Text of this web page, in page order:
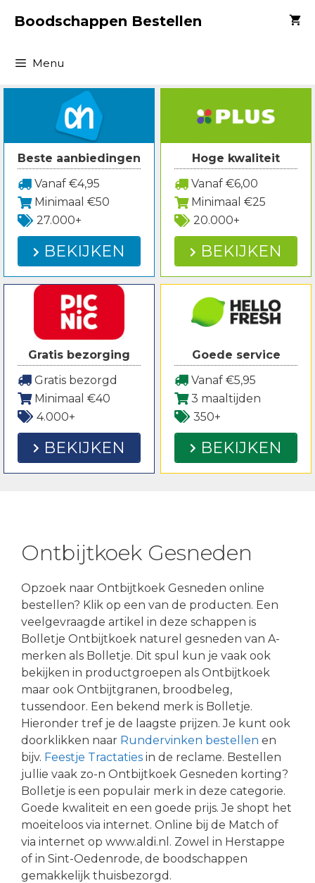
naarBoodschappen Bestellen
Menu
Beste aanbiedingen
Vanaf €4,95
Minimaal €50
27.000+
BEKIJKEN
Hoge kwaliteit
Vanaf €6,00
Minimaal €25
20.000+
BEKIJKEN
Gratis bezorging
Gratis bezorgd
Minimaal €40
4.000+
BEKIJKEN
Goede service
Vanaf €5,95
3 maaltijden
350+
BEKIJKEN
Ontbijtkoek Gesneden
Opzoek naar Ontbijtkoek Gesneden online
bestellen? Klik op een van de producten. Een
veelgevraagde artikel in deze schappen is
Bolletje Ontbijtkoek naturel gesneden van A-
merken als Bolletje. Dit spul kun je vaak ook
bekijken in productgroepen als Ontbijtkoek
maar ook Ontbijtgranen, broodbeleg,
tussendoor. Een bekend merk is Bolletje.
Hieronder tref je de laagste prijzen. Je kunt ook
doorklikken naar Rundervinken bestellen en
bijv. Feestje Tractaties in de reclame. Bestellen
jullie vaak zo-n Ontbijtkoek Gesneden korting?
Bolletje is een populair merk in deze categorie.
Goede kwaliteit en een goede prijs. Je shopt het
moeiteloos via internet. Online bij de Match of
via internet op www.aldi.nl. Zowel in Herstappe
of in Sint-Oedenrode, de boodschappen
gemakkelijk thuisbezorgd.